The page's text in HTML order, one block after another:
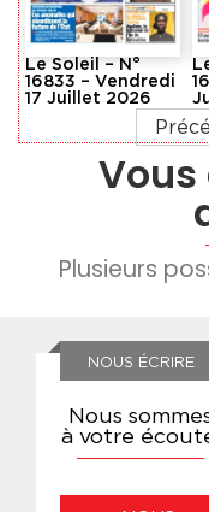
Le Soleil – N°
16833 – Vendredi
17 Juillet 2026
Vous
Plusieurs
NOUS ÉCRIRE
Nous
à votre